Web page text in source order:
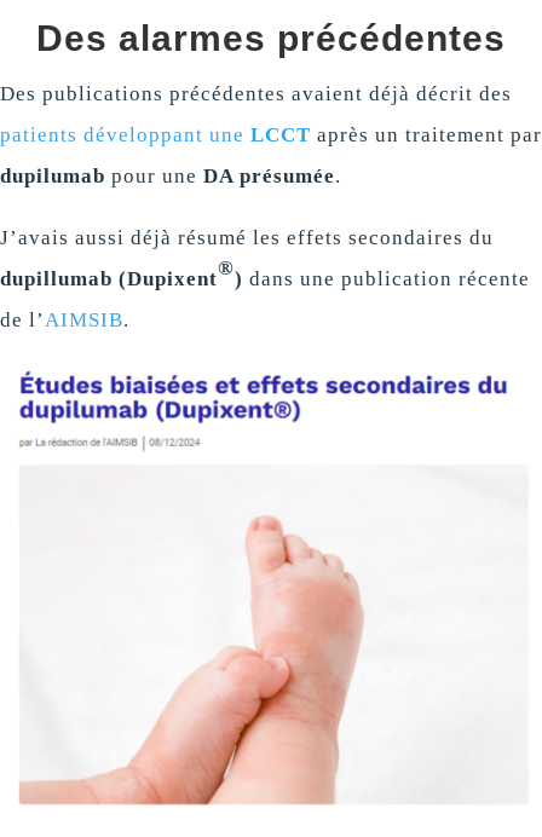
Des alarmes précédentes
Des publications précédentes avaient déjà décrit des
patients développant une LCCT après un traitement par
dupilumab pour une DA présumée.
J’avais aussi déjà résumé les effets secondaires du
dupillumab (Dupixent®) dans une publication récente
de l’ AIMSIB.